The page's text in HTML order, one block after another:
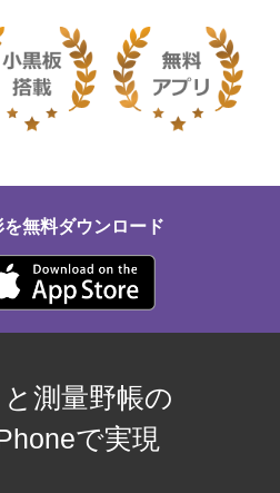
を無料ダウンロード
測量野帳の
で実現